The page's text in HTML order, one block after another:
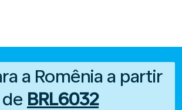
a Romênia a partir
de BRL6032